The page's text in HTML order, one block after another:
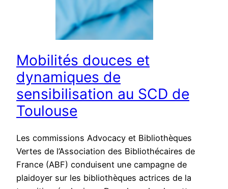
Mobilités douces et
dynamiques de
sensibilisation au SCD de
Toulouse
Les commissions Advocacy et Bibliothèques
Vertes de l’Association des Bibliothécaires de
France (ABF) conduisent une campagne de
plaidoyer sur les bibliothèques actrices de la